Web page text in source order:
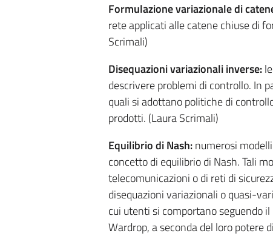
Formulazione variazionale di
rete applicati alle catene chiuse di
Scrimali)
Disequazioni variazionali inverse:le
descrivere problemi di controllo. In
quali si adottano politiche di
prodotti. (Laura Scrimali)
Equilibrio di Nash:numerosi
concetto di equilibrio di Nash. Tali
telecomunicazioni o di reti di
disequazioni variazionali o quasi-
cui utenti si comportano seguendo
Wardrop, a seconda del loro potere